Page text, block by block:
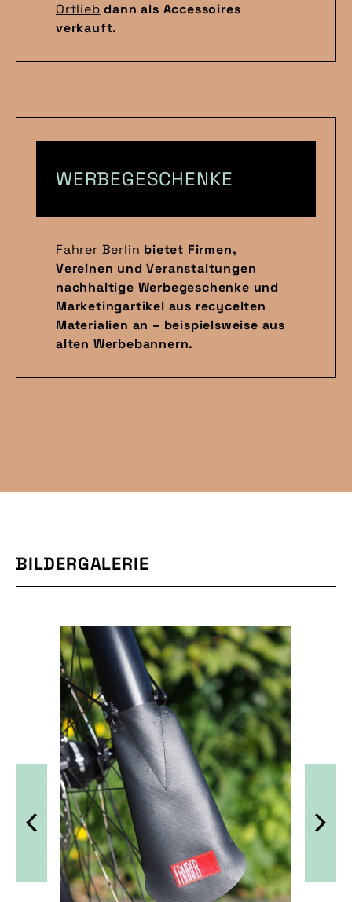
Ortlieb dann als Accessoires
verkauft.
WERBEGESCHENKE
Fahrer Berlin bietet Firmen,
Vereinen und Veranstaltungen
nachhaltige Werbegeschenke und
Marketingartikel aus recycelten
Materialien an – beispielsweise aus
alten Werbebannern.
BILDERGALERIE